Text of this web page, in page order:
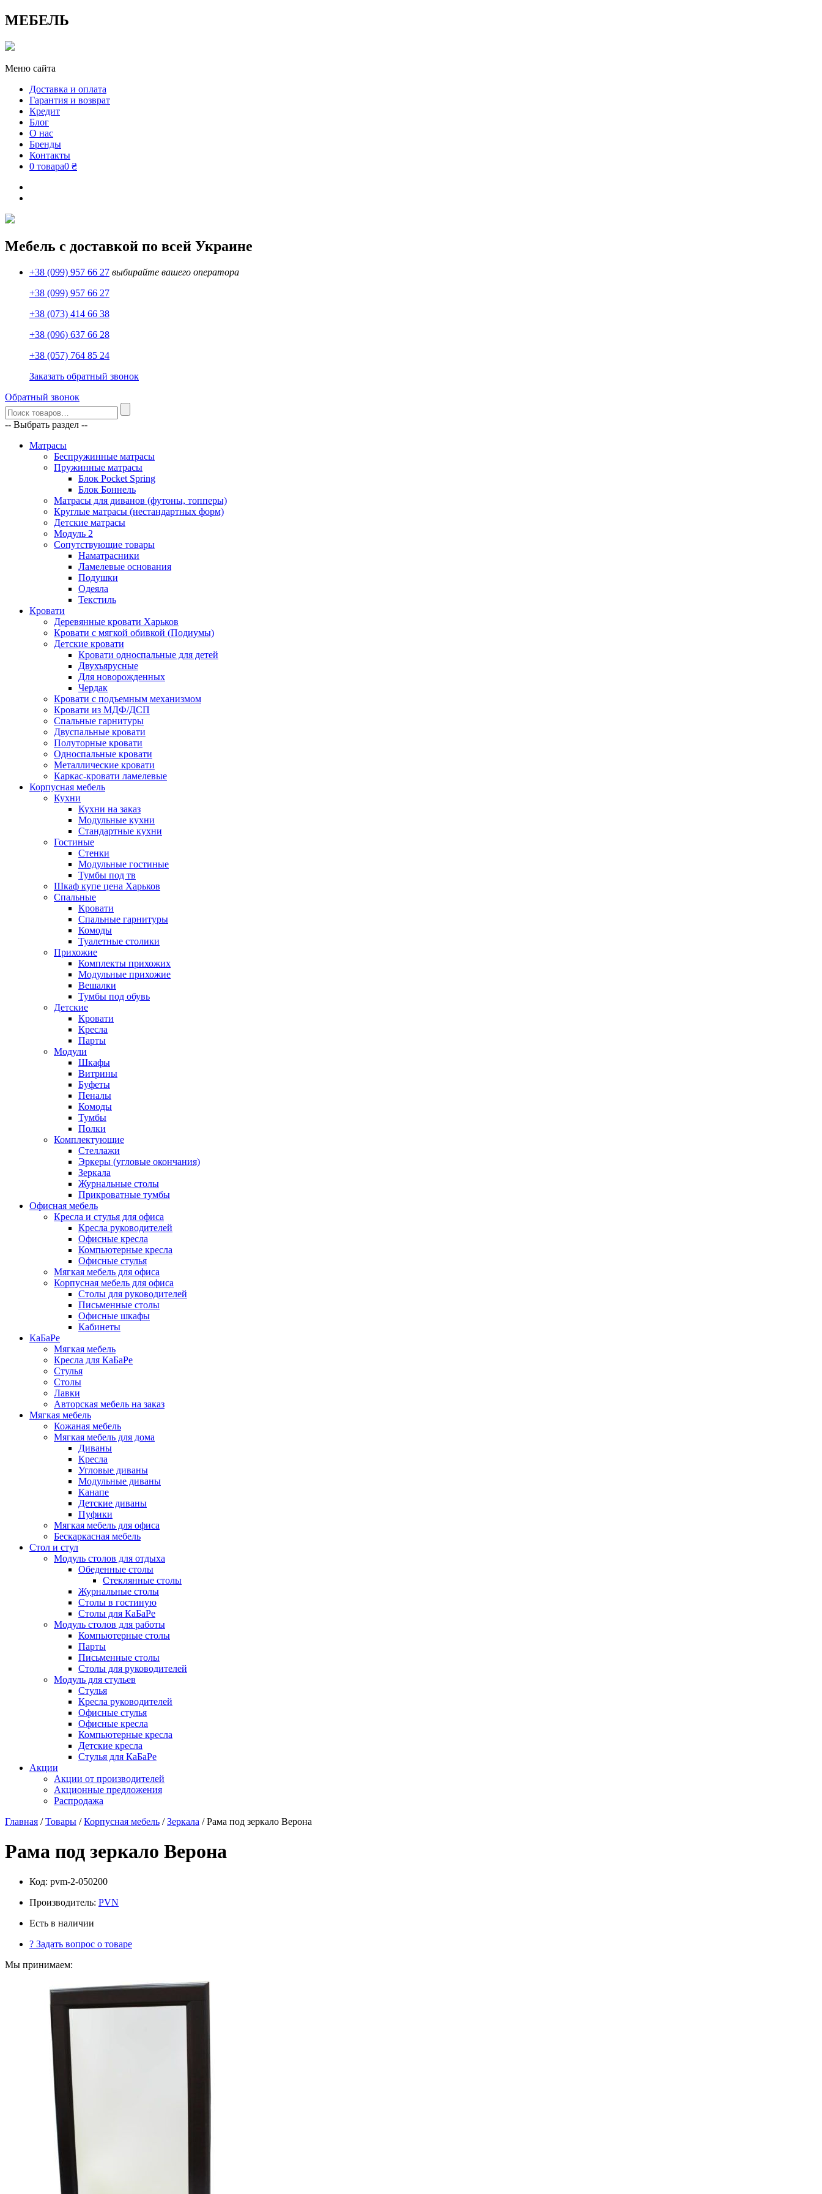
МЕБЕЛЬ
Меню сайта
Доставка и оплата
Гарантия и возврат
Кредит
Блог
О нас
Бренды
Контакты
0 товара0 ₴
Мебель с доставкой по всей Украине
+38 (099) 957 66 27 выбирайте вашего оператора
+38 (099) 957 66 27
+38 (073) 414 66 38
+38 (096) 637 66 28
+38 (057) 764 85 24
Заказать обратный звонок
Обратный звонок
-- Выбрать раздел --
Матрасы
Беспружинные матрасы
Пружинные матрасы
Блок Pocket Spring
Блок Боннель
Матрасы для диванов (футоны, топперы)
Круглые матрасы (нестандартных форм)
Детские матрасы
Модуль 2
Сопутствующие товары
Наматрасники
Ламелевые основания
Подушки
Одеяла
Текстиль
Кровати
Деревянные кровати Харьков
Кровати с мягкой обивкой (Подиумы)
Детские кровати
Кровати односпальные для детей
Двухъярусные
Для новорожденных
Чердак
Кровати с подъемным механизмом
Кровати из МДФ/ДСП
Спальные гарнитуры
Двуспальные кровати
Полуторные кровати
Односпальные кровати
Металлические кровати
Каркас-кровати ламелевые
Корпусная мебель
Кухни
Кухни на заказ
Модульные кухни
Стандартные кухни
Гостиные
Стенки
Модульные гостиные
Тумбы под тв
Шкаф купе цена Харьков
Спальные
Кровати
Спальные гарнитуры
Комоды
Туалетные столики
Прихожие
Комплекты прихожих
Модульные прихожие
Вешалки
Тумбы под обувь
Детские
Кровати
Кресла
Парты
Модули
Шкафы
Витрины
Буфеты
Пеналы
Комоды
Тумбы
Полки
Комплектующие
Стеллажи
Эркеры (угловые окончания)
Зеркала
Журнальные столы
Прикроватные тумбы
Офисная мебель
Кресла и стулья для офиса
Кресла руководителей
Офисные кресла
Компьютерные кресла
Офисные стулья
Мягкая мебель для офиса
Корпусная мебель для офиса
Столы для руководителей
Письменные столы
Офисные шкафы
Кабинеты
КаБаРе
Мягкая мебель
Кресла для КаБаРе
Стулья
Столы
Лавки
Авторская мебель на заказ
Мягкая мебель
Кожаная мебель
Мягкая мебель для дома
Диваны
Кресла
Угловые диваны
Модульные диваны
Канапе
Детские диваны
Пуфики
Мягкая мебель для офиса
Бескаркасная мебель
Стол и стул
Модуль столов для отдыха
Обеденные столы
Стеклянные столы
Журнальные столы
Столы в гостиную
Столы для КаБаРе
Модуль столов для работы
Компьютерные столы
Парты
Письменные столы
Столы для руководителей
Модуль для стульев
Стулья
Кресла руководителей
Офисные стулья
Офисные кресла
Компьютерные кресла
Детские кресла
Стулья для КаБаРе
Акции
Акции от производителей
Акционные предложения
Распродажа
Главная /Товары /Корпусная мебель /Зеркала / Рама под зеркало Верона
Рама под зеркало Верона
Код: pvm-2-050200
Производитель: PVN
Есть в наличии
? Задать вопрос о товаре
Мы принимаем: